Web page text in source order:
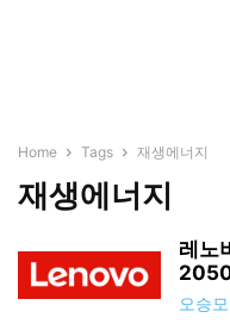
Home Tags 재생에너지
재생에너지
레노
오승